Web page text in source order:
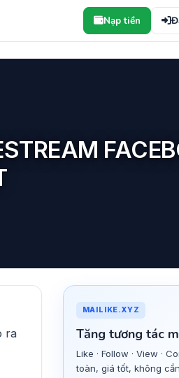
Nạp tiền
ra
MAILIKE.XYZ
Tăng tương tác
Like · Follow · View ·
toàn, giá tốt, không